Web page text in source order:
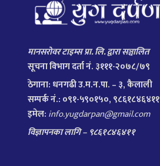
मानसरोवर टाइम्स प्रा. लि. द्वारा सञ्चालित
सूचना विभाग दर्ता नं. ३१११-२०७८/७९
ठेगाना: धनगढी उ.म.न.पा. – ३, कैलाली
सम्पर्क नं.: ०९१-५९०१५०, ९८६१८४६४११
इमेल: info.yugdarpan@gmail.com
विज्ञापनका लागि – ९८६१८४६४११